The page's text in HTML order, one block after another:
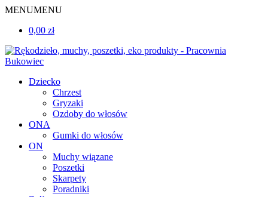
MENUMENU
0,00 zł
Dziecko
Chrzest
Gryzaki
Ozdoby do włosów
ONA
Gumki do włosów
ON
Muchy wiązane
Poszetki
Skarpety
Poradniki